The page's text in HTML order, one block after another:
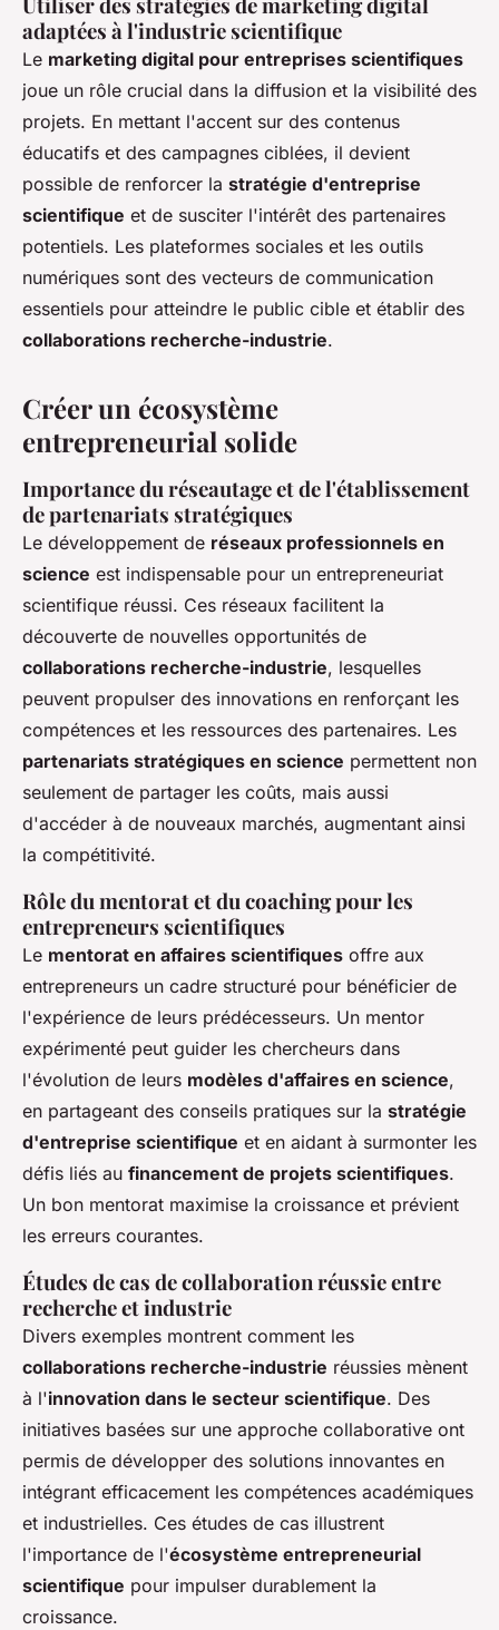
adaptées à l'industrie scientifique
Le marketing digital pour entreprises scientifiques
joue un rôle crucial dans la diffusion et la visibilité des
projets. En mettant l'accent sur des contenus
éducatifs et des campagnes ciblées, il devient
possible de renforcer la stratégie d'entreprise
scientifique et de susciter l'intérêt des partenaires
potentiels. Les plateformes sociales et les outils
numériques sont des vecteurs de communication
essentiels pour atteindre le public cible et établir des
collaborations recherche-industrie.
Créer un écosystème
entrepreneurial solide
Importance du réseautage et de l'établissement
de partenariats stratégiques
Le développement de réseaux professionnels en
science est indispensable pour un entrepreneuriat
scientifique réussi. Ces réseaux facilitent la
découverte de nouvelles opportunités de
collaborations recherche-industrie, lesquelles
peuvent propulser des innovations en renforçant les
compétences et les ressources des partenaires. Les
partenariats stratégiques en science permettent non
seulement de partager les coûts, mais aussi
d'accéder à de nouveaux marchés, augmentant ainsi
la compétitivité.
Rôle du mentorat et du coaching pour les
entrepreneurs scientifiques
Le mentorat en affaires scientifiques offre aux
entrepreneurs un cadre structuré pour bénéficier de
l'expérience de leurs prédécesseurs. Un mentor
expérimenté peut guider les chercheurs dans
l'évolution de leurs modèles d'affaires en science,
en partageant des conseils pratiques sur la stratégie
d'entreprise scientifique et en aidant à surmonter les
défis liés au financement de projets scientifiques.
Un bon mentorat maximise la croissance et prévient
les erreurs courantes.
Études de cas de collaboration réussie entre
recherche et industrie
Divers exemples montrent comment les
collaborations recherche-industrie réussies mènent
à l'innovation dans le secteur scientifique. Des
initiatives basées sur une approche collaborative ont
permis de développer des solutions innovantes en
intégrant efficacement les compétences académiques
et industrielles. Ces études de cas illustrent
l'importance de l'écosystème entrepreneurial
scientifique pour impulser durablement la
croissance.